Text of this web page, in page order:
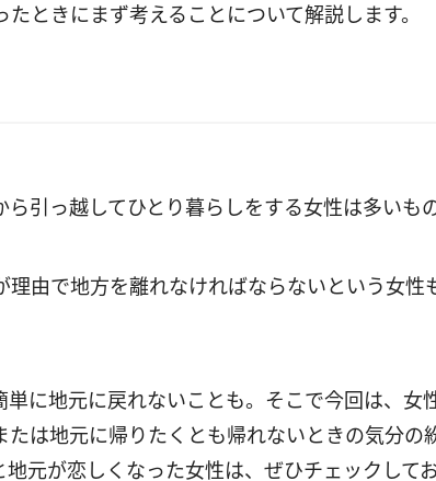
ときにまず考えることについて解説します。
引っ越してひとり暮らしをする女性は多いもの
由で地方を離れなければならないという女性
単に地元に戻れないことも。そこで今回は、女
たは地元に帰りたくとも帰れないときの気分の
元が恋しくなった女性は、ぜひチェックして